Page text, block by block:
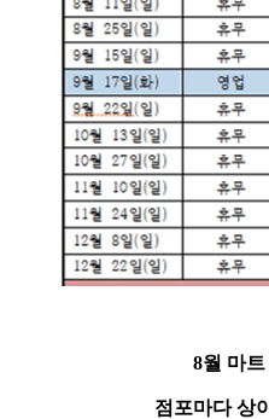
8월 마
점포마다 상